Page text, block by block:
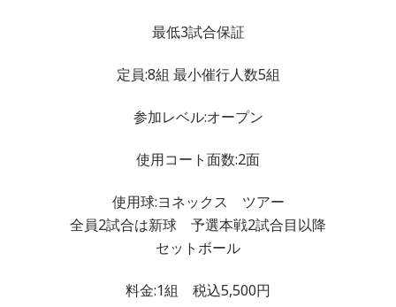
最低3試合保証
定員:8組 最小催行人数5組
参加レベル:オープン
使用コート面数:2面
使用球:ヨネックス ツアー
全員2試合は新球 予選本戦2試合目以降
セットボール
料金:1組 税込5,500円